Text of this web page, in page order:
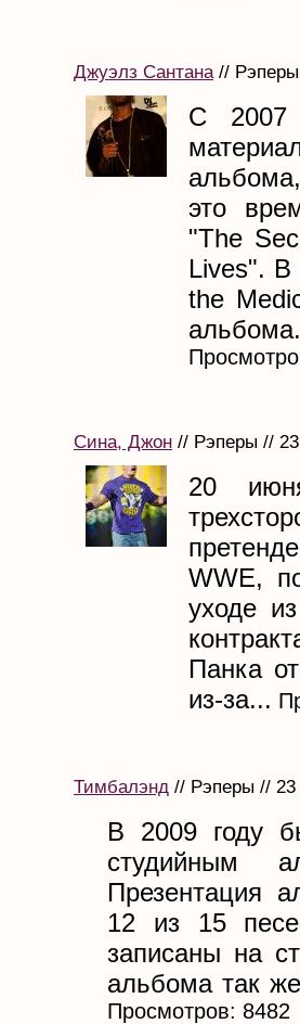
Джуэлз Сантана// Рэперы
C 2007
это
"The
Lives". В
the
Сина, Джон // Рэперы //
20
WWE,
уходе
Панка
из-за...
Тимбалэнд // Рэперы // 23
В 2009 году
студийным
Презентация
12 из 15
записаны на
альбома так
Просмотров: 8482